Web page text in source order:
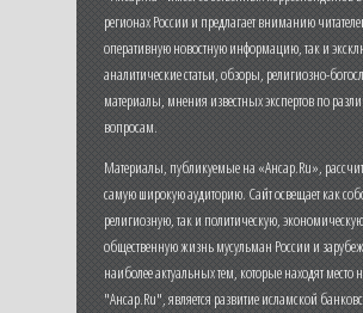
регионах России и предлагает вниманию
оперативную новостную информацию, так и
аналитические статьи, обзоры, религиозно-
материалы, мнения известных экспертов по
вопросам.
Материалы, публикуемые на «Ансар.Ru»,
самую широкую аудиторию. Сайт освещает как
религиозную, так и политическую,
общественную жизнь мусульман России и
наиболее актуальных тем, которые находят место
"Ансар.Ru", является развитие исламской